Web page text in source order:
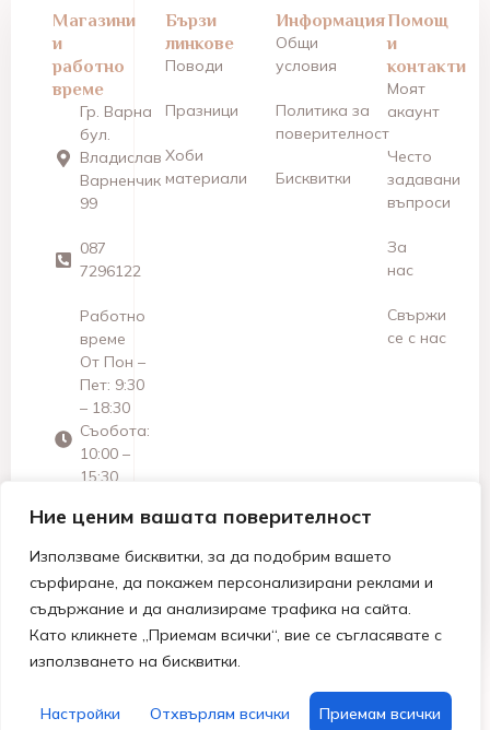
Ние ценим вашата поверителност
Използваме бисквитки, за да подобрим вашето
сърфиране, да покажем персонализирани реклами и
съдържание и да анализираме трафика на сайта.
Като кликнете „Приемам всички“, вие се съгласявате с
използването на бисквитки.
Настройки Отхвърлям всички Приемам всички
Магазини
и
работно
време
Гр. Варна
бул.
Владислав
Варненчик
99
087
7296122
Работно
време
От Пон –
Пет: 9:30
– 18:30
Съобота:
10:00 –
15:30
Почивен
Бързи
линкове
Поводи
Празници
Хоби
материали
Информация
Общи
условия
Политика за
поверителност
Бисквитки
Помощ
и
контакти
Моят
акаунт
Често
задавани
въпроси
За
нас
Свържи
се с нас
© 2026 МАРТЕА ДЗЗД | Всички права запазени.